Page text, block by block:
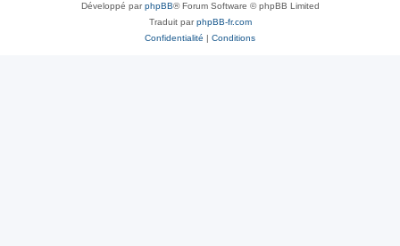
Développé parphpBB® Forum Software © phpBB Limited
Traduit parphpBB-fr.com
Confidentialité | Conditions